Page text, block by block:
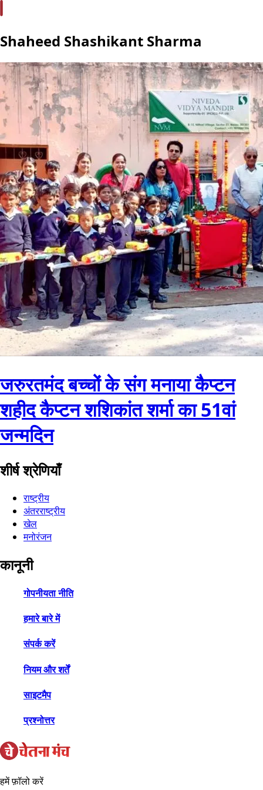
Shaheed Shashikant Sharma
जरुरतमंद बच्चों के संग मनाया कैप्टन
शहीद कैप्टन शशिकांत शर्मा का 51वां
जन्मदिन
शीर्ष श्रेणियाँ
राष्ट्रीय
अंतरराष्ट्रीय
खेल
मनोरंजन
कानूनी
गोपनीयता नीति
हमारे बारे में
संपर्क करें
नियम और शर्तें
साइटमैप
प्रश्नोत्तर
हमें फ़ॉलो करें